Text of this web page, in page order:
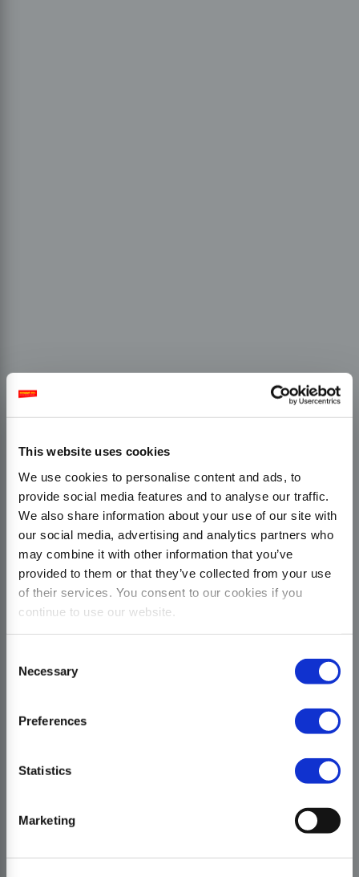
This website uses cookies
We use cookies to personalise content and ads, to
provide social media features and to analyse our traffic.
We also share information about your use of our site with
our social media, advertising and analytics partners who
may combine it with other information that you’ve
provided to them or that they’ve collected from your use
of their services. You consent to our cookies if you
continue to use our website.
Selection
Necessary
Preferences
Statistics
Marketing